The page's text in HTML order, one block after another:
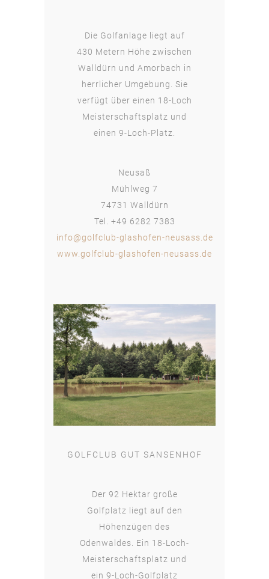
Die Golfanlage liegt auf
430 Metern Höhe zwischen
Walldürn und Amorbach in
herrlicher Umgebung. Sie
verfügt über einen 18-Loch
Meisterschaftsplatz und
einen 9-Loch-Platz.
Neusaß
Mühlweg 7
74731 Walldürn
Tel. +49 6282 7383
info@golfclub-glashofen-neusass.de
www.golfclub-glashofen-neusass.de
GOLFCLUB GUT SANSENHOF
Der 92 Hektar große
Golfplatz liegt auf den
Höhenzügen des
Odenwaldes. Ein 18-Loch-
Meisterschaftsplatz und
ein 9-Loch-Golfplatz